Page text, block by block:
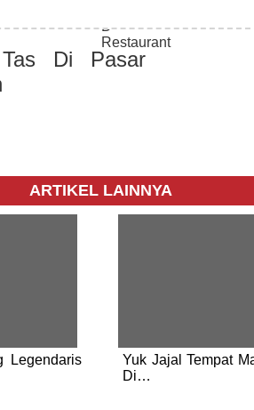
Di Pasar
ARTIKEL LAINNYA
Legendaris
Yuk Jajal Tempat
Di…